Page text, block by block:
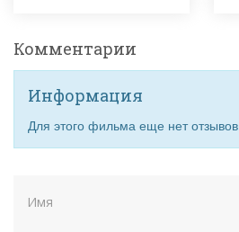
Комментарии
Информация
Для этого фильма еще нет отзывов